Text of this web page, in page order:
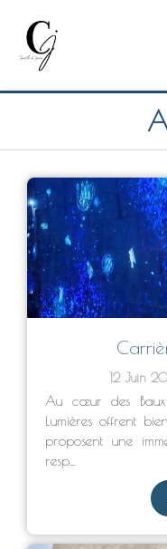
12 Juin
Au cœur des
Lumières offrent
proposent une
resp...